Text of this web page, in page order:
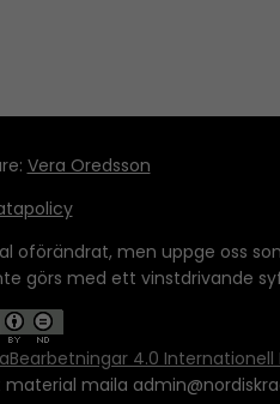
Vera Oredsson
oförändrat, men uppge oss
görs med ett vinstdrivande
4.0 Internationell
maila